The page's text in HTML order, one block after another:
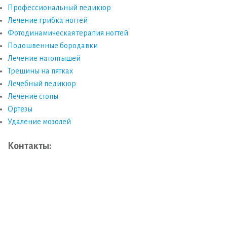
Профессиональный педикюр
Лечение грибка ногтей
Фотодинамическая терапия ногтей
Подошвенные бородавки
Лечение натоптышей
Трещины на пятках
Лечебный педикюр
Лечение стопы
Ортезы
Удаление мозолей
Контакты: